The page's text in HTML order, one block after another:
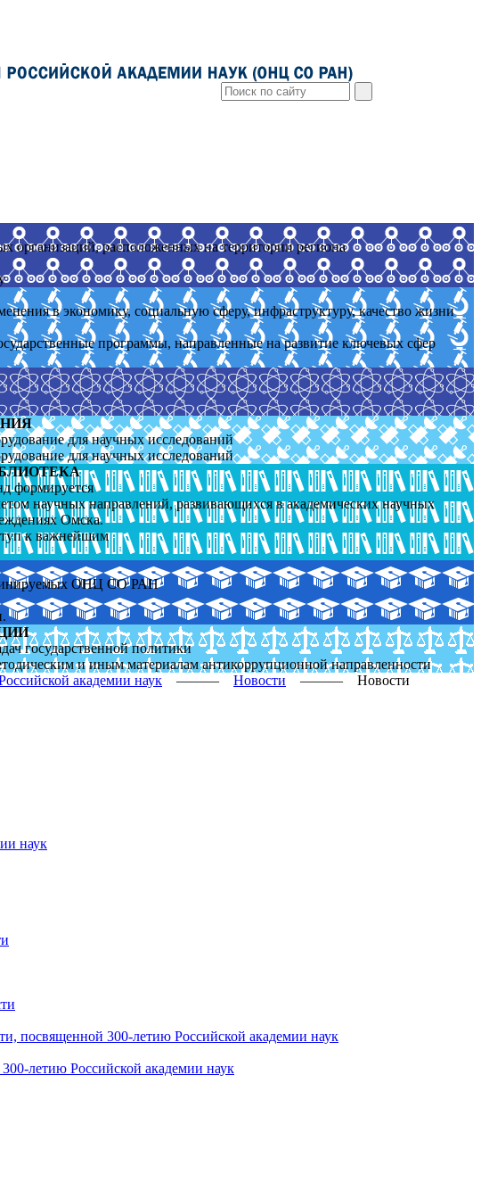
расположенных на территории региона
в экономику, социальную сферу, инфраструктуру, качество жизни
программы, направленные на развитие ключевых сфер
для научных исследований
для научных исследований
формируется
научных направлений, развивающихся в академических научных
Омска.
к важнейшим
ОНЦ СО РАН
государственной политики
и иным материалам антикоррупционной направленности
академии наук ——— Новости ———
Новости
наук
посвященной 300-летию Российской академии наук
летию Российской академии наук